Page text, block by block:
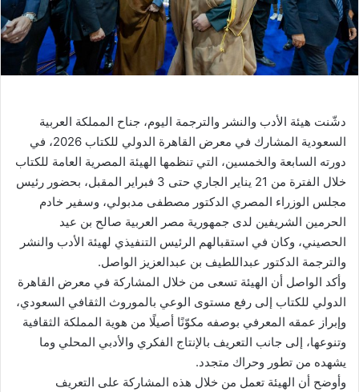
دشّنت هيئة الأدب والنشر والترجمة اليوم، جناح المملكة العربية
السعودية المشارك في معرض القاهرة الدولي للكتاب 2026، في
دورته السابعة والخمسين، التي تنظمها الهيئة المصرية العامة للكتاب
خلال الفترة من 21 يناير الجاري حتى 3 فبراير المقبل، بحضور رئيس
مجلس الوزراء المصري الدكتور مصطفى مدبولي، وسفير خادم
الحرمين الشريفين لدى جمهورية مصر العربية صالح بن عيد
الحصيني، وكان في استقبالهم الرئيس التنفيذي لهيئة الأدب والنشر
والترجمة الدكتور عبداللطيف بن عبدالعزيز الواصل.
وأكد الواصل أن الهيئة تسعى من خلال المشاركة في معرض القاهرة
الدولي للكتاب إلى رفع مستوى الوعي بالموروث الثقافي السعودي،
وإبراز عمقه المعرفي بوصفه مكوّنًا أصيلًا من هوية المملكة الثقافية
وتنوعها، إلى جانب التعريف بالإنتاج الفكري والأدبي المحلي وما
يشهده من تطور وحراك متجدد.
وأوضح أن الهيئة تعمل من خلال هذه المشاركة على التعريف